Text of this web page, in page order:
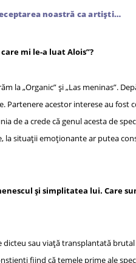
noastră ca artiști…
mi le-a luat Alois”?
la „Organic” și „Las meninas”.
acestor interese au fost
de a crede că genul acesta de
la situații emoționante ar putea
și simplitatea lui. Care
sau viață transplantată brutal
fiind că temele prime ale